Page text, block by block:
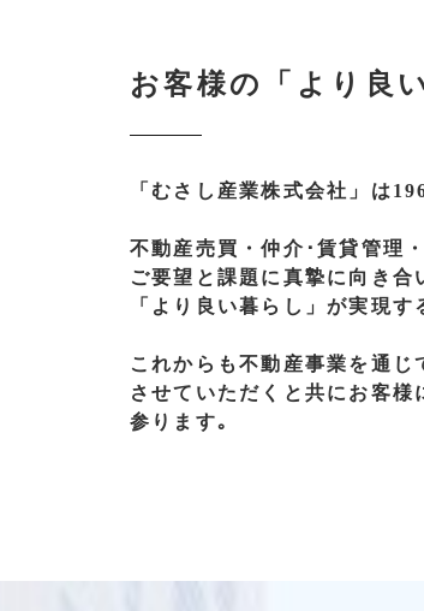
お客様の「より良
「むさし産業株式会社」 は
不動産売買・仲介･賃貸管理
ご要望と 課題に 真摯に 向き合
「より良い暮らし」が実現す
これからも不動産事業を通じ
させて いただくと 共に お客様
参ります｡